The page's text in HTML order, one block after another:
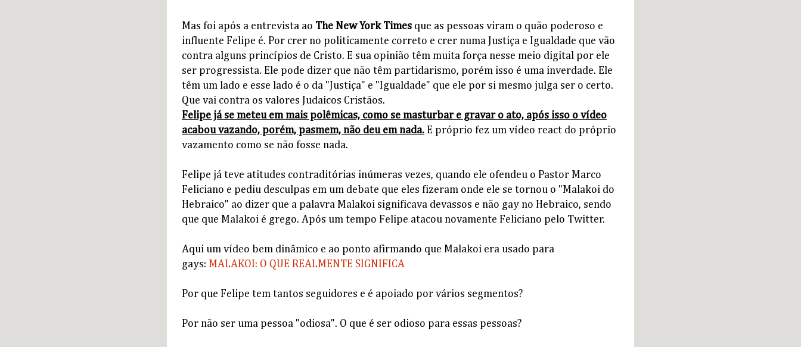
Mas foi após a entrevista ao The New York Times que as pessoas viram o quão poderoso e
influente Felipe é. Por crer no politicamente correto e crer numa Justiça e Igualdade que vão
contra alguns princípios de Cristo. E sua opinião têm muita força nesse meio digital por ele
ser progressista. Ele pode dizer que não têm partidarismo, porém isso é uma inverdade. Ele
têm um lado e esse lado é o da "Justiça" e "Igualdade" que ele por si mesmo julga ser o certo.
Que vai contra os valores Judaicos Cristãos.
Felipe já se meteu em mais polêmicas, como se masturbar e gravar o ato, após isso o vídeo
acabou vazando, porém, pasmem, não deu em nada. E próprio fez um vídeo react do próprio
vazamento como se não fosse nada.
Felipe já teve atitudes contraditórias inúmeras vezes, quando ele ofendeu o Pastor Marco
Feliciano e pediu desculpas em um debate que eles fizeram onde ele se tornou o "Malakoi do
Hebraico" ao dizer que a palavra Malakoi significava devassos e não gay no Hebraico, sendo
que que Malakoi é grego. Após um tempo Felipe atacou novamente Feliciano pelo Twitter.
Aqui um vídeo bem dinâmico e ao ponto afirmando que Malakoi era usado para
gays: MALAKOI: O QUE REALMENTE SIGNIFICA
Por que Felipe tem tantos seguidores e é apoiado por vários segmentos?
Por não ser uma pessoa "odiosa". O que é ser odioso para essas pessoas?